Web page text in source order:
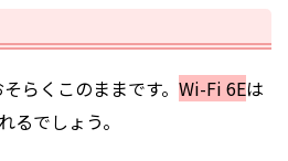
らくこのままです。 Wi-Fi 6Eは
るでしょう。